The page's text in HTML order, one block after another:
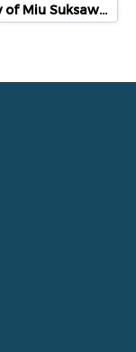
Octology of Miu Suksawat / ภู่มณี ศิริพรไพบูลย์ / สำนักพิมพ์ตำหนัก